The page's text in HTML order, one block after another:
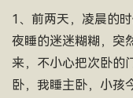
1、前两天，凌晨的
夜睡的迷迷糊糊，突
来，不小心把次卧的
卧，我睡主卧，小孩